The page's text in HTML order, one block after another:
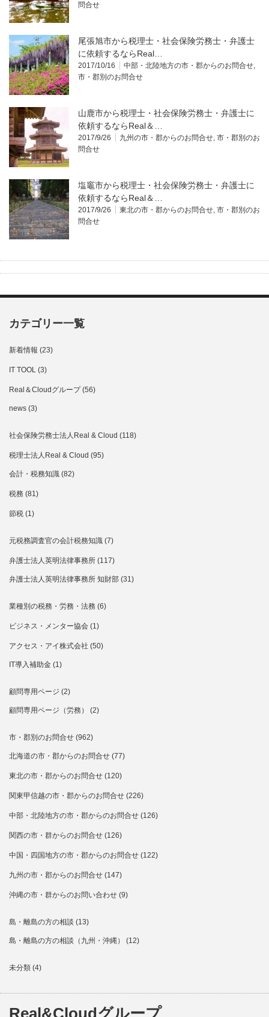
問合せ
尾張旭市から税理士・社会保険労務士・弁護士
に依頼するならReal…
2017/10/16 中部・北陸地方の市・郡からのお問合せ,
市・郡別のお問合せ
山鹿市から税理士・社会保険労務士・弁護士に
依頼するならReal＆…
2017/9/26 九州の市・郡からのお問合せ, 市・郡別のお
問合せ
塩竈市から税理士・社会保険労務士・弁護士に
依頼するならReal＆…
2017/9/26 東北の市・郡からのお問合せ, 市・郡別のお
問合せ
カテゴリー一覧
新着情報 (23)
IT TOOL (3)
Real＆Cloudグループ(56)
news (3)
社会保険労務士法人Real & Cloud (118)
税理士法人Real & Cloud (95)
会計・税務知識 (82)
税務 (81)
節税 (1)
元税務調査官の会計税務知識 (7)
弁護士法人英明法律事務所 (117)
弁護士法人英明法律事務所 知財部 (31)
業種別の税務・労務・法務 (6)
ビジネス・メンター協会 (1)
アクセス・アイ株式会社 (50)
IT導入補助金 (1)
顧問専用ページ (2)
顧問専用ページ（労務） (2)
市・郡別のお問合せ (962)
北海道の市・郡からのお問合せ (77)
東北の市・郡からのお問合せ (120)
関東甲信越の市・郡からのお問合せ (226)
中部・北陸地方の市・郡からのお問合せ (126)
関西の市・群からのお問合せ (126)
中国・四国地方の市・郡からのお問合せ (122)
九州の市・郡からのお問合せ (147)
沖縄の市・群からのお問い合わせ (9)
島・離島の方の相談 (13)
島・離島の方の相談（九州・沖縄） (12)
未分類 (4)